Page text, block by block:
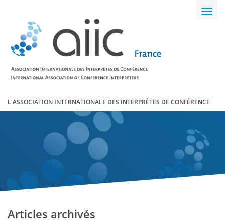
L'ASSOCIATION INTERNATIONALE DES INTERPRÈTES DE CONFÉRENCE
Articles archivés